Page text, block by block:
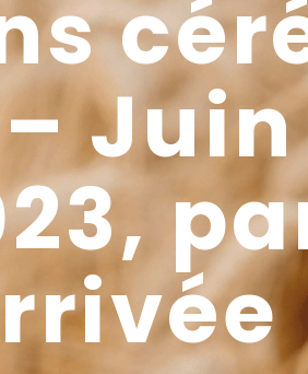
Juin